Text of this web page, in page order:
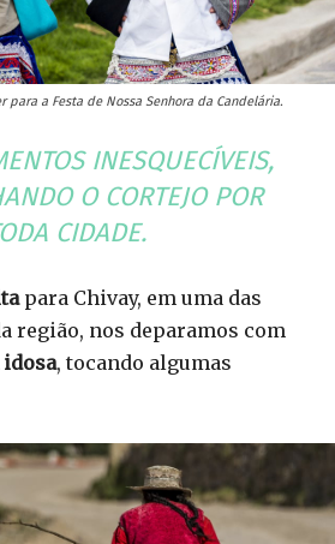
para a Festa de Nossa Senhora da Candelária.
INESQUECÍVEIS,
O CORTEJO POR
CIDADE.
para Chivay, em uma das
região, nos deparamos com
idosa, tocando algumas